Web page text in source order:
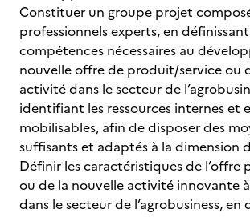
Constituer un groupe projet
professionnels experts, en
compétences nécessaires au
nouvelle offre de produit/service ou
activité dans le secteur de
identifiant les ressources internes et
mobilisables, afin de disposer des
suffisants et adaptés à la dimension
Définir les caractéristiques de l’offre
ou de la nouvelle activité innovante
dans le secteur de l’agrobusiness,